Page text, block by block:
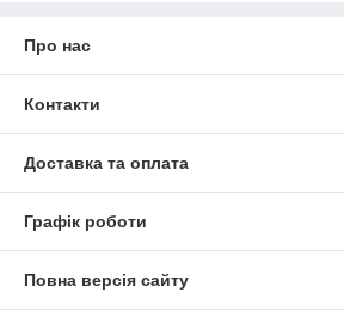
Про нас
Контакти
Доставка та оплата
Графік роботи
Повна версія сайту